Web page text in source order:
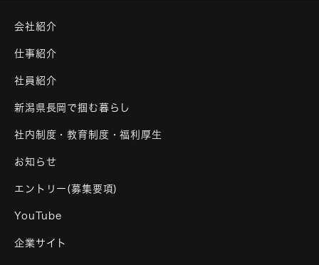
会社紹介
仕事紹介
社員紹介
新潟県長岡で掴む暮らし
社内制度・教育制度・福利厚生
お知らせ
エントリー(募集要項)
YouTube
企業サイト